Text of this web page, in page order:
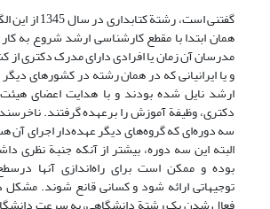
گفتنی است، رشتة
همان ابتدا با مقطع کارشناسی ارشد شروع به کار
مدرسان آن زمان یا افرادی دارای مدرک دکتری از
و یا ایرانیانی که در همان رشته در کشورهای
ارشد نایل شده بودند و با هدایت اعضای
دکتری، وظیفة آموزش را برعهده گرفتند.
سه دوره‌ای که گروه‌های دیگر عهده‌دار اجرای
البته این سه دوره، بیشتر از آنکه جنبة نظری
بوده و ممکن است برای راه‌اندازی آنها
توجیهاتی ارائه شود و کسانی قانع شوند. مشکل